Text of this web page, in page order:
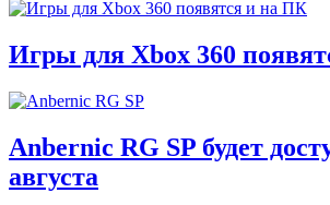
Игры для Xbox 360
Anbernic RG SP будет
августа